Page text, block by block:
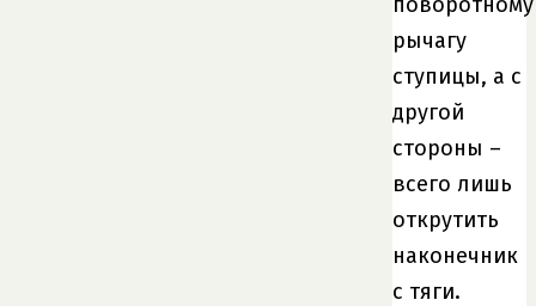
рычагу
ступицы, а с
другой
стороны –
всего лишь
открутить
наконечник
с тяги.